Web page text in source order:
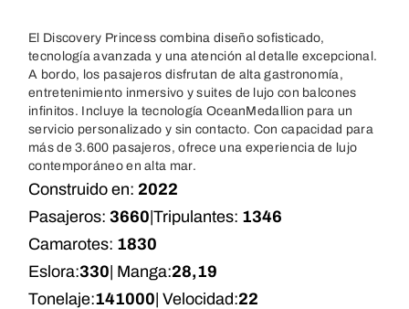
El Discovery Princess combina diseño sofisticado,
tecnología avanzada y una atención al detalle excepcional.
A bordo, los pasajeros disfrutan de alta gastronomía,
entretenimiento inmersivo y suites de lujo con balcones
infinitos. Incluye la tecnología OceanMedallion para un
servicio personalizado y sin contacto. Con capacidad para
más de 3.600 pasajeros, ofrece una experiencia de lujo
contemporáneo en alta mar.
Construido en: 2022
Pasajeros: 3660 Tripulantes: 1346
Camarotes: 1830
Eslora:330 | Manga:28,19
Tonelaje:141000 | Velocidad:22